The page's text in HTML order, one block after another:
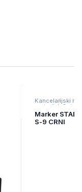
Kancelarijski
materijal Ostali
Marker
S-9 CRNI